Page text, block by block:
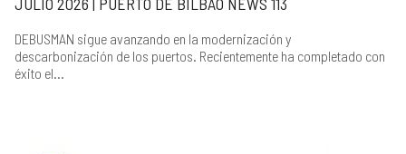
DEBUSMAN sigue avanzando en la modernización y
descarbonización de los puertos. Recientemente ha completado con
éxito el...